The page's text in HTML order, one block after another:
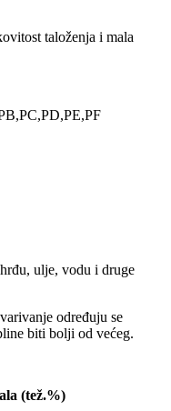
taloženja i mala
ulje, vodu i druge
određuju se
biti bolji od većeg.
(tež.%)